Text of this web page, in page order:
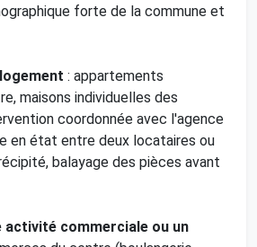
forte de la commune et
: appartements
maisons individuelles des
coordonnée avec l'agence
en état entre deux locataires ou
balayage des pièces avant
activité commerciale ou un